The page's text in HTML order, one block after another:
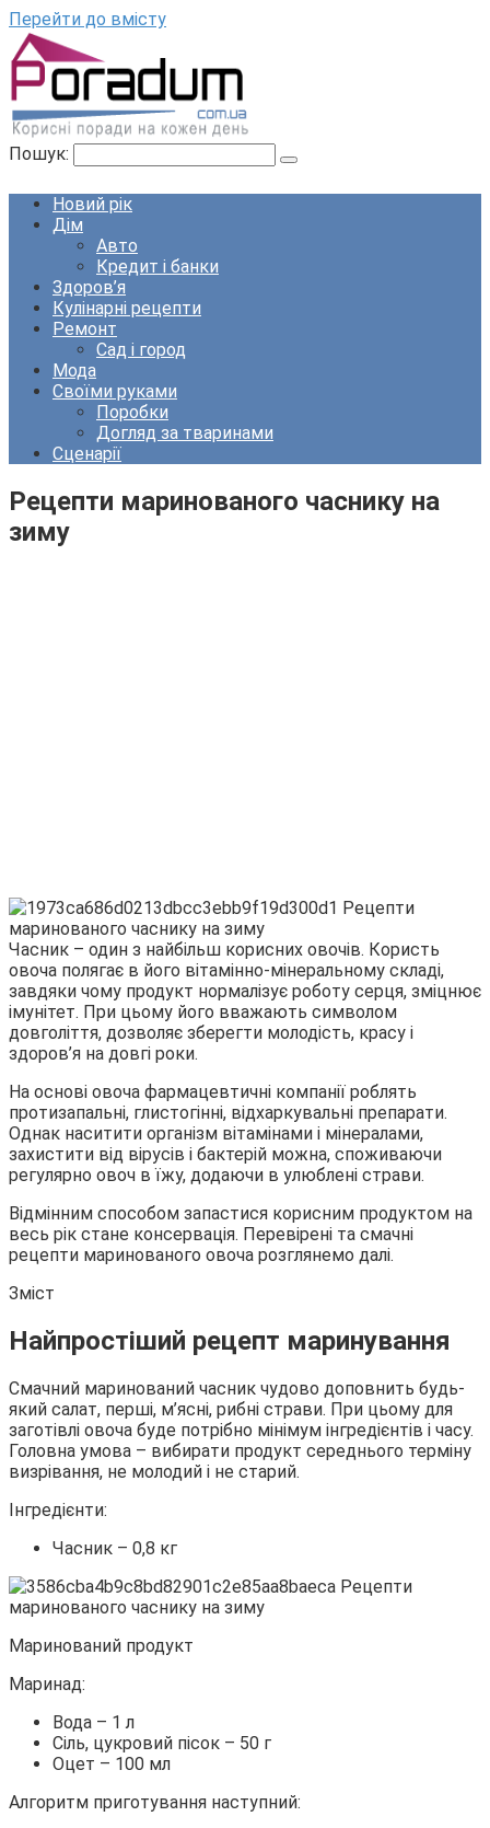
Перейти до вмісту
Пошук:
Новий рік
Дім
Авто
Кредит і банки
Здоров’я
Кулінарні рецепти
Ремонт
Сад і город
Мода
Своїми руками
Поробки
Догляд за тваринами
Сценарії
Рецепти маринованого часнику на
зиму
Часник – один з найбільш корисних овочів. Користь
овоча полягає в його вітамінно-мінеральному складі,
завдяки чому продукт нормалізує роботу серця, зміцнює
імунітет. При цьому його вважають символом
довголіття, дозволяє зберегти молодість, красу і
здоров’я на довгі роки.
На основі овоча фармацевтичні компанії роблять
протизапальні, глистогінні, відхаркувальні препарати.
Однак наситити організм вітамінами і мінералами,
захистити від вірусів і бактерій можна, споживаючи
регулярно овоч в їжу, додаючи в улюблені страви.
Відмінним способом запастися корисним продуктом на
весь рік стане консервація. Перевірені та смачні
рецепти маринованого овоча розглянемо далі.
Зміст
Найпростіший рецепт маринування
Смачний маринований часник чудово доповнить будь-
який салат, перші, м’ясні, рибні страви. При цьому для
заготівлі овоча буде потрібно мінімум інгредієнтів і часу.
Головна умова – вибирати продукт середнього терміну
визрівання, не молодий і не старий.
Інгредієнти:
Часник – 0,8 кг
Маринований продукт
Маринад:
Вода – 1 л
Сіль, цукровий пісок – 50 г
Оцет – 100 мл
Алгоритм приготування наступний: